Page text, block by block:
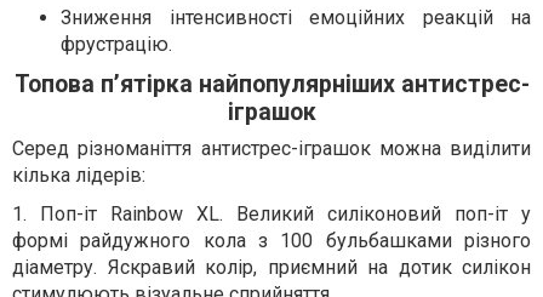
Зниження інтенсивності емоційних реакцій на
фрустрацію.
Топова п’ятірка найпопулярніших антистрес-
іграшок
Серед різноманіття антистрес-іграшок можна виділити
кілька лідерів:
1. Поп-іт Rainbow XL. Великий силіконовий поп-іт у
формі райдужного кола з 100 бульбашками різного
діаметру. Яскравий колір, приємний на дотик силікон